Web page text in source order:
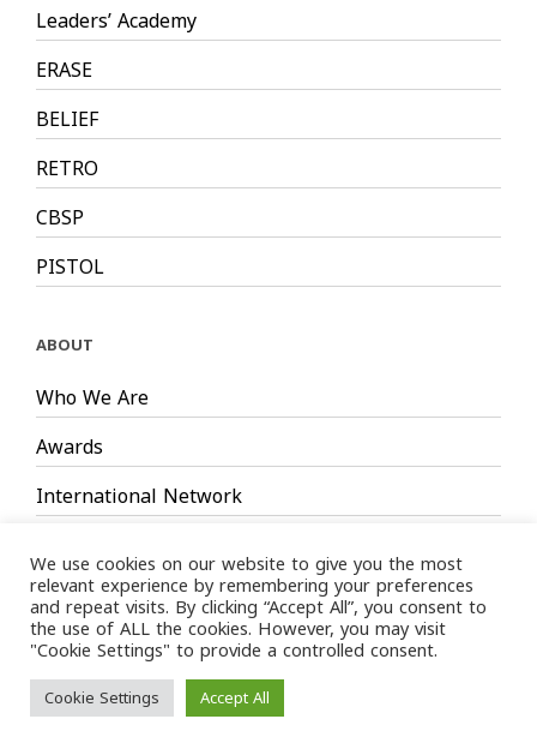
Leaders’ Academy
ERASE
BELIEF
RETRO
CBSP
PISTOL
ABOUT
Who We Are
Awards
International Network
Privacy Policy/ LIMS © 2024 All Rights Reserved /
of service
We use cookies on our website to give you the most
relevant experience by remembering your preferences
and repeat visits. By clicking “Accept All”, you consent to
the use of ALL the cookies. However, you may visit
"Cookie Settings" to provide a controlled consent.
Cookie Settings Accept All